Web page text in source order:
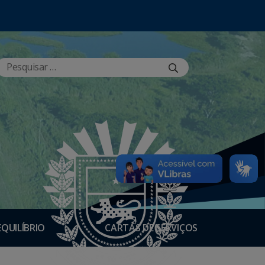
CARTAS DE SERVIÇOS